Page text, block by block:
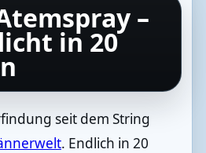
–
in 20
seit dem String
. Endlich in 20